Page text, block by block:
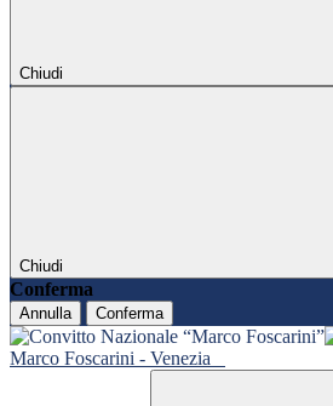
Chiudi
Chiudi
Conferma
Annulla Conferma
Marco Foscarini - Venezia